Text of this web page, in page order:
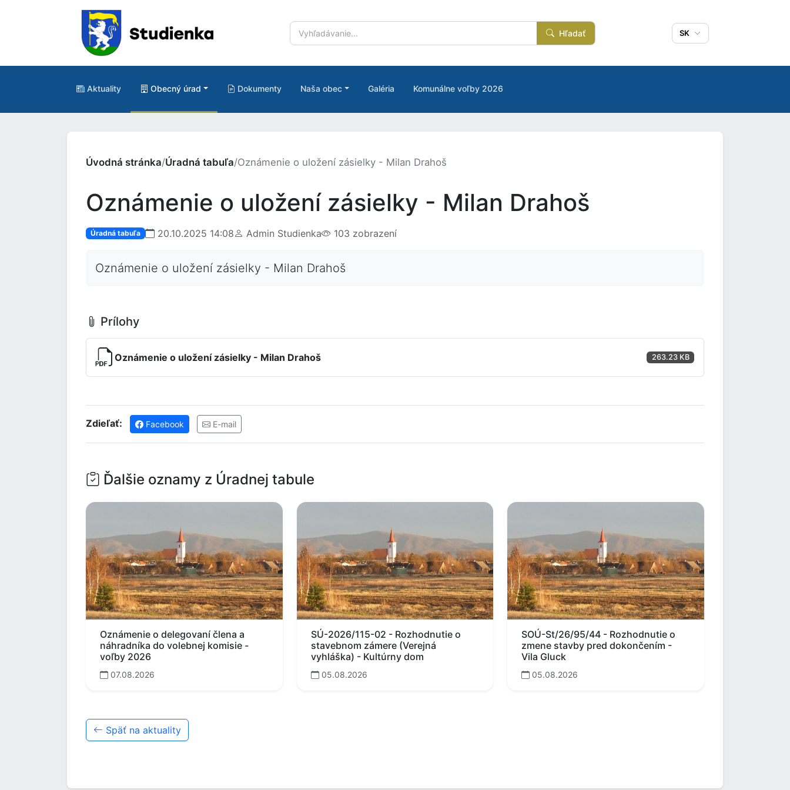
Hľadať SK
Aktuality Obecný úrad Dokumenty Naša obec Galéria Komunálne voľby 2026
Úvodná stránka/Úradná tabuľa/Oznámenie o uložení zásielky - Milan Drahoš
Oznámenie o uložení zásielky - Milan Drahoš
Úradná tabuľa 20.10.2025 14:08 Admin Studienka 103 zobrazení
Oznámenie o uložení zásielky - Milan Drahoš
Prílohy
Oznámenie o uložení zásielky - Milan Drahoš 263.23 KB
Zdieľať: Facebook E-mail
Ďalšie oznamy z Úradnej tabule
Oznámenie o delegovaní člena a
náhradníka do volebnej komisie -
voľby 2026
07.08.2026
SÚ-2026/115-02 - Rozhodnutie o
stavebnom zámere (Verejná
vyhláška) - Kultúrny dom
05.08.2026
SOÚ-St/26/95/44 - Rozhodnutie o
zmene stavby pred dokončením -
Vila Gluck
05.08.2026
Späť na aktuality